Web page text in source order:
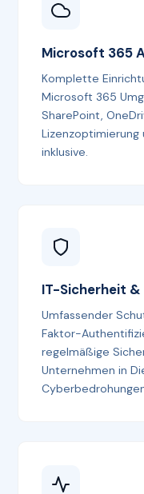
Microsoft 365
Komplette
Microsoft 365
SharePoint,
inklusive.
IT-Sicherheit &
Umfassender
Faktor-
regelmäßige
Unternehmen in